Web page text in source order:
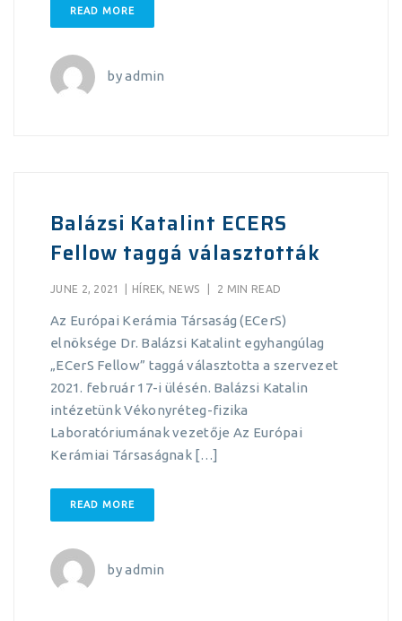
READ MORE
byadmin
Balázsi Katalint ECERS
Fellow taggá választották
JUNE 2, 2021 HÍREK, NEWS 2 MIN READ
Az Európai Kerámia Társaság (ECerS)
elnöksége Dr. Balázsi Katalint egyhangúlag
„ECerS Fellow” taggá választotta a szervezet
2021. február 17-i ülésén. Balázsi Katalin
intézetünk Vékonyréteg-fizika
Laboratóriumának vezetője Az Európai
Kerámiai Társaságnak […]
READ MORE
byadmin